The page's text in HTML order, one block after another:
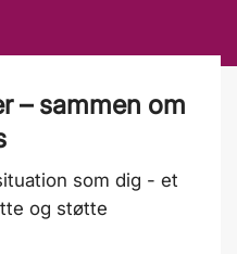
– sammen om
som dig - et
og støtte